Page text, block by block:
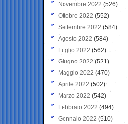
Novembre 2022 (526)
Ottobre 2022 (552)
Settembre 2022 (584)
Agosto 2022 (584)
Luglio 2022 (562)
Giugno 2022 (521)
Maggio 2022 (470)
Aprile 2022 (502)
Marzo 2022 (542)
Febbraio 2022 (494)
Gennaio 2022 (510)